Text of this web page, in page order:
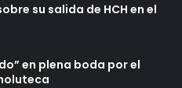
su salida de HCH en el
en plena boda por el